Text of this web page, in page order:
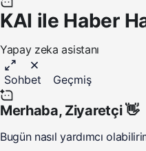
KAI ile Haber
Yapay zeka asistanı
Sohbet Geçmiş
Merhaba, Ziyaretçi👋
Bugün nasıl yardımcı